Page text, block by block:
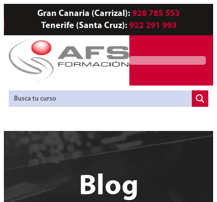
Gran Canaria (Carrizal): 928 785 553
Tenerife (Santa Cruz): 922 291 993
Blog